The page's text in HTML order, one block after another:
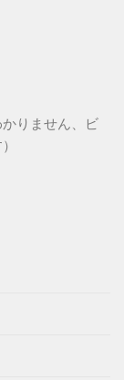
りません、ビ